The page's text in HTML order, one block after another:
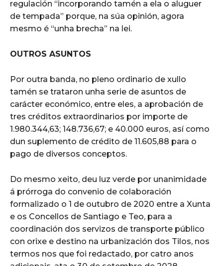
regulación “incorporando tamén a ela o aluguer
de tempada” porque, na súa opinión, agora
mesmo é “unha brecha” na lei.
OUTROS ASUNTOS
Por outra banda, no pleno ordinario de xullo
tamén se trataron unha serie de asuntos de
carácter económico, entre eles, a aprobación de
tres créditos extraordinarios por importe de
1.980.344,63; 148.736,67; e 40.000 euros, así como
dun suplemento de crédito de 11.605,88 para o
pago de diversos conceptos.
Do mesmo xeito, deu luz verde por unanimidade
á prórroga do convenio de colaboración
formalizado o 1 de outubro de 2020 entre a Xunta
e os Concellos de Santiago e Teo, para a
coordinación dos servizos de transporte público
con orixe e destino na urbanización dos Tilos, nos
termos nos que foi redactado, por catro anos